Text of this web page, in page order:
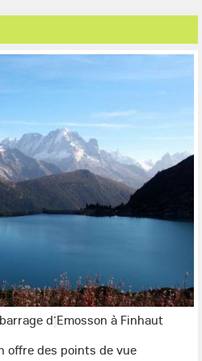
d’Emosson à Finhaut
offre des points de vue